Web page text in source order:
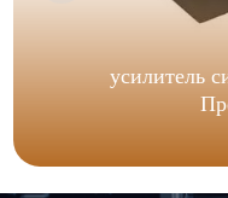
усилитель